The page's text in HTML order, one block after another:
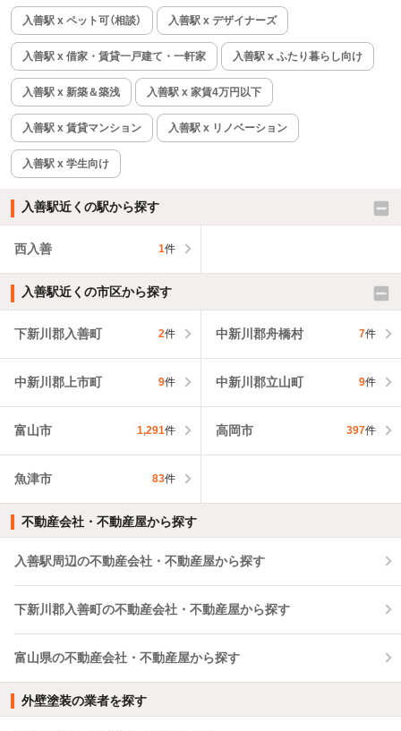
入善駅 x ペット可（相談） 入善駅 x デザイナーズ
入善駅 x 借家・賃貸一戸建て・一軒家 入善駅 x ふたり暮らし向け
入善駅 x 新築＆築浅 入善駅 x 家賃4万円以下
入善駅 x 賃貸マンション 入善駅 x リノベーション
入善駅 x 学生向け
入善駅近くの駅から探す
西入善 1件
入善駅近くの市区から探す
下新川郡入善町 2件 中新川郡舟橋村 7件
中新川郡上市町 9件 中新川郡立山町 9件
富山市 1,291件 高岡市 397件
魚津市 83件
不動産会社・不動産屋から探す
入善駅周辺の不動産会社・不動産屋から探す
下新川郡入善町の不動産会社・不動産屋から探す
富山県の不動産会社・不動産屋から探す
外壁塗装の業者を探す